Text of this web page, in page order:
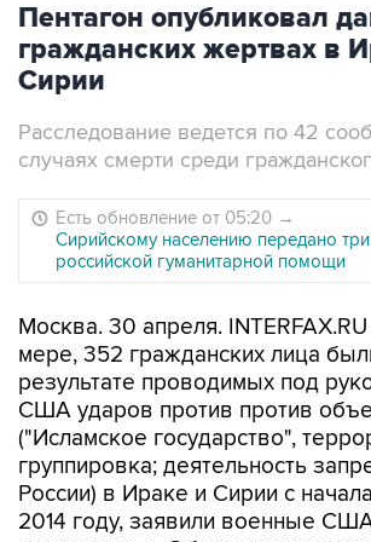
Пентагон опубликовал
гражданских жертвах в
Сирии
Расследование ведется по 42
случаях смерти среди
Есть обновление от 05:20 →
Сирийскому населению передано
российской гуманитарной помощи
Москва. 30 апреля.
мере, 352 гражданских лица
результате проводимых под
США ударов против против
("Исламское государство",
группировка; деятельность
России) в Ираке и Сирии с
2014 году, заявили военные